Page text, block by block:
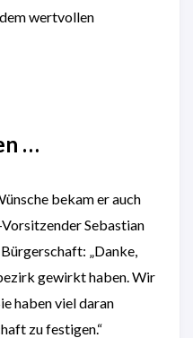
wertvollen
…
bekam er auch
Sebastian
„Danke,
gewirkt haben. Wir
haben viel daran
zu festigen.“